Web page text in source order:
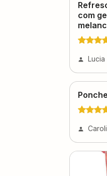
com
Lucia